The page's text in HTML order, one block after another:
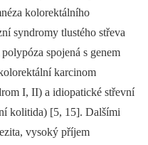
kolorektálního
syndromy tlustého střeva
spojená s genem
karcinom
I, II) a idiopatické střevní
kolitida) [5, 15]. Dalšími
vysoký příjem